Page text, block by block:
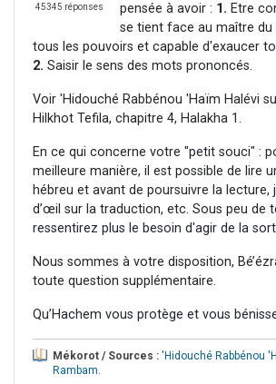
45345 réponses
pensée à avoir : 1. Etre
se tient face au maître du
tous les pouvoirs et capable d'exaucer
2. Saisir le sens des mots prononcés.
Voir 'Hidouché Rabbénou 'Haïm Halévi
Hilkhot Tefila, chapitre 4, Halakha 1.
En ce qui concerne votre "petit souci" :
meilleure manière, il est possible de lire
hébreu et avant de poursuivre la lecture,
d’œil sur la traduction, etc. Sous peu de
ressentirez plus le besoin d'agir de la
Nous sommes à votre disposition,
toute question supplémentaire.
Qu’Hachem vous protège et vous
Mékorot / Sources : 'Hidouché Rabbénou
Rambam.